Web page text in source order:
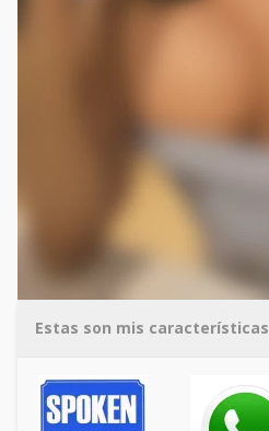
Estas son mis características